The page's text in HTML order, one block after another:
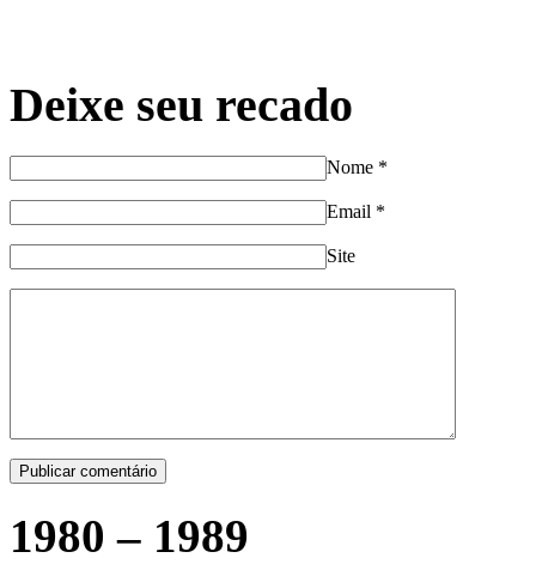
Deixe seu recado
Nome *
Email *
Site
1980 – 1989